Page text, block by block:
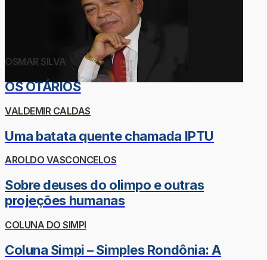
OSMAR SILVA
OS OTÁRIOS
VALDEMIR CALDAS
Uma batata quente chamada IPTU
AROLDO VASCONCELOS
Sobre deuses do olimpo e outras
projeções humanas
COLUNA DO SIMPI
Coluna Simpi – Simples Rondônia: A